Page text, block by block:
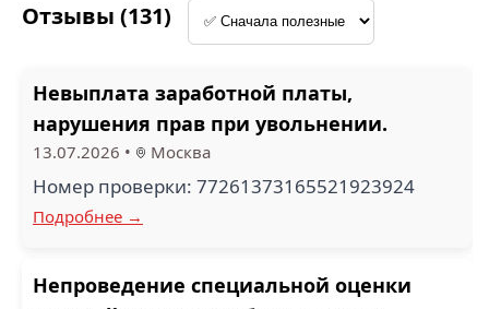
Отзывы (131)
Невыплата заработной платы,
нарушения прав при увольнении.
13.07.2026 • Москва
Номер проверки: 77261373165521923924
Подробнее →
Непроведение специальной оценки